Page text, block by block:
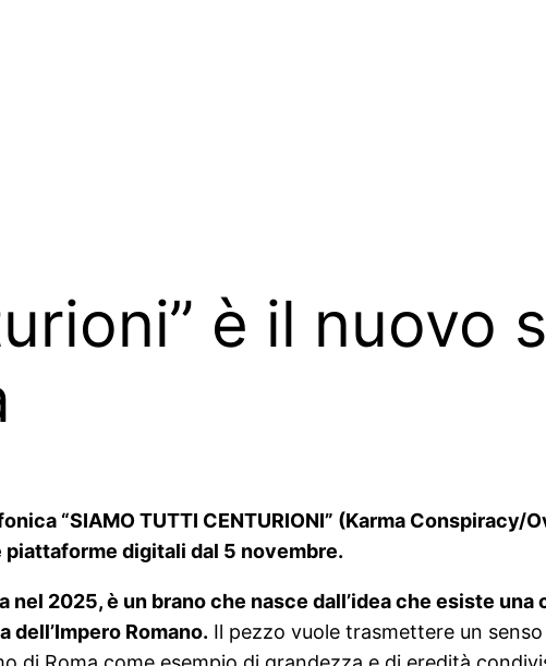
è il nuovo
“SIAMO TUTTI CENTURIONI” (Karma Conspiracy/
piattaforme digitali dal 5 novembre.
nel 2025, è un brano che nasce dall’idea che esiste
dell’Impero Romano. Il pezzo vuole trasmettere un